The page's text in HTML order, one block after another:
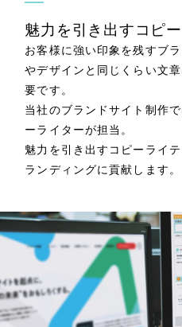
魅力を引き出すコピ
お客様に強い印象を残すブ
やデザインと同じくらい文
要です。
当社のブランドサイト制作
ーライターが担当。
魅力を引き出すコピーライ
ランディングに貢献します。